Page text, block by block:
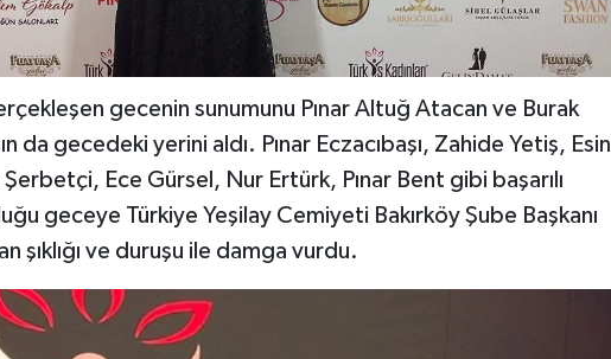
gecenin sunumunu Pınar Altuğ Atacan ve Burak
da gecedeki yerini aldı. Pınar Eczacıbaşı, Zahide Yetiş, Esin
Ece Gürsel, Nur Ertürk, Pınar Bent gibi başarılı
geceye Türkiye Yeşilay Cemiyeti Bakırköy Şube Başkanı
şıklığı ve duruşu ile damga vurdu.